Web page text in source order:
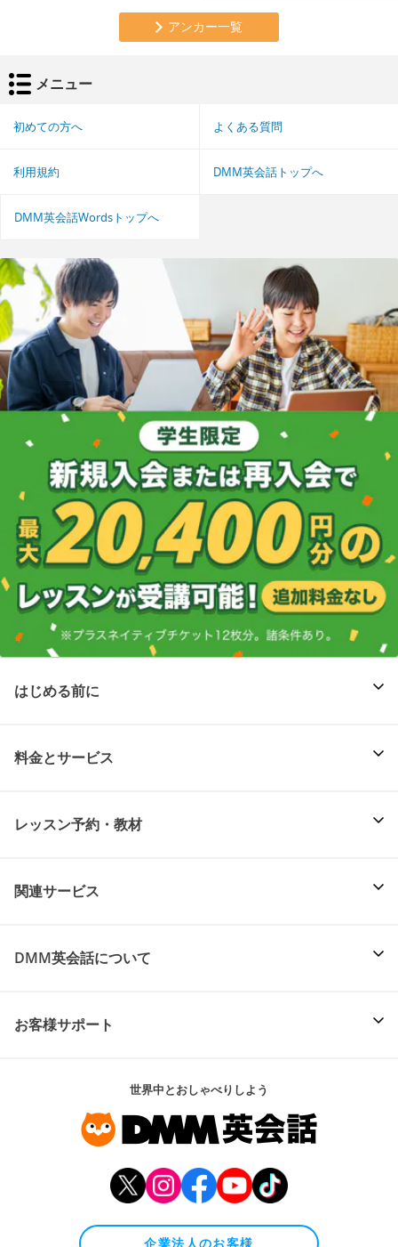
アンカー一覧
メニュー
初めての方へ よくある質問
利用規約 DMM英会話トップへ
DMM英会話Wordsトップへ
はじめる前に
料金とサービス
レッスン予約・教材
関連サービス
DMM英会話について
お客様サポート
世界中とおしゃべりしよう
企業法人のお客様